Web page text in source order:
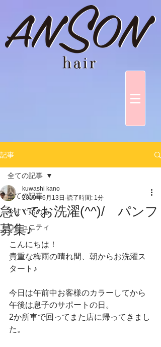
記事
全ての記事
今すぐ始める
コミュニティ
全ての記事
急いでお洗濯(^^)/ パンフ
募集♪
kuwashi kano
2019年6月13日 読了時間: 1分
こんにちは！
貴重な梅雨の晴れ間、朝からお洗濯ス
タート♪
今日は午前中お客様のカラーしてから
午後は息子のサポートの日。
2か所車で回ってまた店に帰ってきまし
た。